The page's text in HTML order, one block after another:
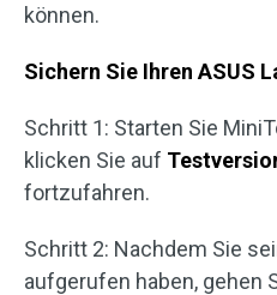
können.
Sichern Sie Ihren ASUS
Schritt 1: Starten Sie
klicken Sie auf
fortzufahren.
Schritt 2: Nachdem Sie
aufgerufen haben, gehen